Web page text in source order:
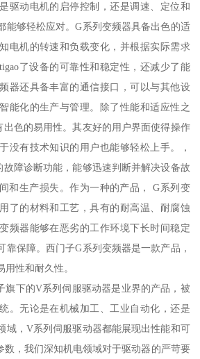
驱动电机的启停控制，还是调速、定位和
能够轻松应对。G系列变频器具备出色的适
电机的转速和负载变化，并根据实际需求
了设备的可靠性和稳定性，还减少了能
器还具备丰富的通信接口，可以与其他设
能化的生产与管理。除了性能和适应性之
出色的易用性。其友好的用户界面使得操作
没有技术知识的用户也能够轻松上手。，
障诊断功能，能够迅速判断并解决设备故
和生产损失。作为一种的产品， G系列变
了的材料和工艺，具有的耐高温、耐腐蚀
频器能够在恶劣的工作环境下长时间稳定
靠保障。西门子G系列变频器是一款产品，
性和耐久性。
的V系列伺服驱动器是业界的产品，被
。无论是在机械加工、工业自动化，还是
域，V系列伺服驱动器都能展现出性能和可
数，我们深知机电领域对于驱动器的严苛要